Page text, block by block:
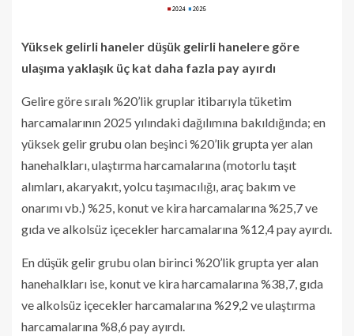
Yüksek gelirli haneler düşük gelirli hanelere göre
ulaşıma yaklaşık üç kat daha fazla pay ayırdı
Gelire göre sıralı %20’lik gruplar itibarıyla tüketim
harcamalarının 2025 yılındaki dağılımına bakıldığında; en
yüksek gelir grubu olan beşinci %20’lik grupta yer alan
hanehalkları, ulaştırma harcamalarına (motorlu taşıt
alımları, akaryakıt, yolcu taşımacılığı, araç bakım ve
onarımı vb.) %25, konut ve kira harcamalarına %25,7 ve
gıda ve alkolsüz içecekler harcamalarına %12,4 pay ayırdı.
En düşük gelir grubu olan birinci %20’lik grupta yer alan
hanehalkları ise, konut ve kira harcamalarına %38,7, gıda
ve alkolsüz içecekler harcamalarına %29,2 ve ulaştırma
harcamalarına %8,6 pay ayırdı.